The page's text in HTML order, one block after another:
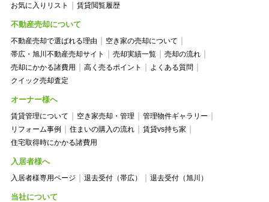
お気に入りリスト
賃貸閲覧履歴
不動産売却について
不動産売却で選ばれる理由
空き家の売却について
帯広・旭川不動産売却サイト
売却実績一覧
売却の流れ
売却にかかる諸費用
高く売るポイント
よくある質問
クイック売却査定
オーナー様へ
賃貸管理について 空き家売却・管理
管理物件ギャラリー
リフォーム事例
住まいの購入の流れ
賃貸vs持ち家
住宅取得時にかかる諸費用
入居者様へ
入居者様専用ページ 退去受付（帯広） 退去受付（旭川）
当社について